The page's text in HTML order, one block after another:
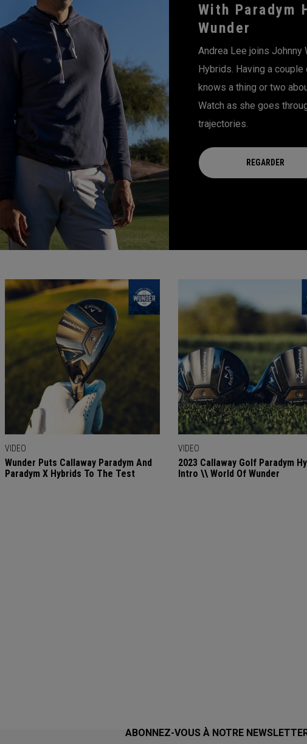
With Paradym
Wunder
Andrea Lee joins Johnny
Hybrids. Having a
knows a thing or two
Watch as she goes
trajectories.
REGARDER
VIDEO
Wunder Puts Callaway Paradym And
Paradym X Hybrids To The Test
VIDEO
2023 Callaway Golf Paradym
Intro \\ World Of Wunder
ABONNEZ-VOUS À NOTRE